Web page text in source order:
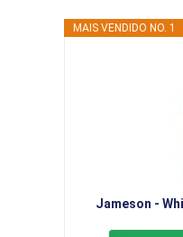
MAIS VENDIDO NO. 1
Jameson -